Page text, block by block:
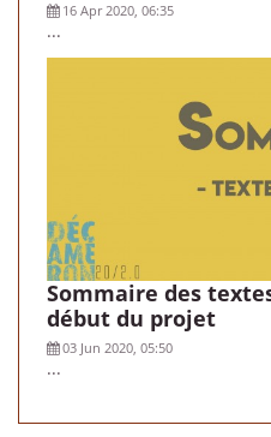
16 Apr 2020, 06:35
...
Sommaire des
début du projet
03 Jun 2020, 05:50
...